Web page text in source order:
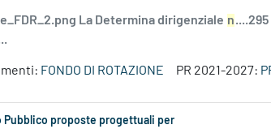
La Determina dirigenziale n
FONDO DI ROTAZIONE PR 2021-2027:
Pubblico proposte progettuali per